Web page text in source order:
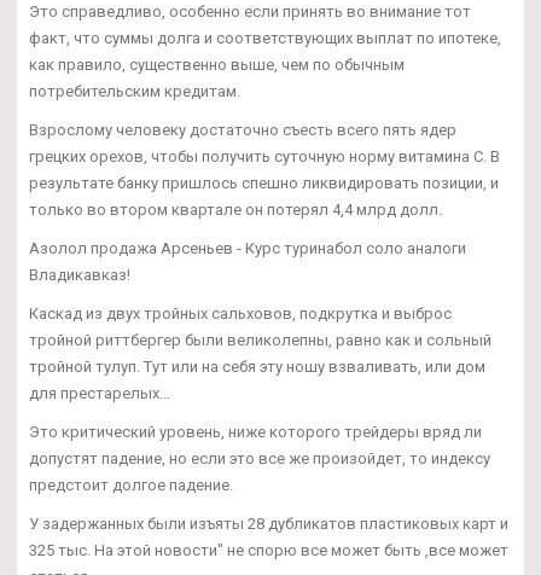
Это справедливо, особенно если принять во внимание тот
факт, что суммы долга и соответствующих выплат по ипотеке,
как правило, существенно выше, чем по обычным
потребительским кредитам.
Взрослому человеку достаточно съесть всего пять ядер
грецких орехов, чтобы получить суточную норму витамина С. В
результате банку пришлось спешно ликвидировать позиции, и
только во втором квартале он потерял 4,4 млрд долл.
Азолол продажа Арсеньев - Курс туринабол соло аналоги
Владикавказ!
Каскад из двух тройных сальховов, подкрутка и выброс
тройной риттбергер были великолепны, равно как и сольный
тройной тулуп. Тут или на себя эту ношу взваливать, или дом
для престарелых...
Это критический уровень, ниже которого трейдеры вряд ли
допустят падение, но если это все же произойдет, то индексу
предстоит долгое падение.
У задержанных были изъяты 28 дубликатов пластиковых карт и
325 тыс. На этой новости" не спорю все может быть ,все может